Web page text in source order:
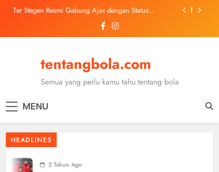
SkipTrabzonspor Mulai Negosiasi Mohamed Salah, Tes
Malang United U-13 Juara Piala Soeratin Kota Malang
2026, Siap Tatap Putaran Provinsi
Dilaporkan Pecahkan Rekor Penjualan WSL
Ter Stegen Resmi Gabung Ajax dengan Status
Pinjaman dari Barcelona
Medis Dijadwalkan 5 Agustus
Malang United U-13 Juara Piala Soeratin Kota Malang
2026, Siap Tatap Putaran Provinsi
tentangbola.com
Semua yang perlu kamu tahu tentang bola
MENU
HEADLINES
2 Tahun Ago